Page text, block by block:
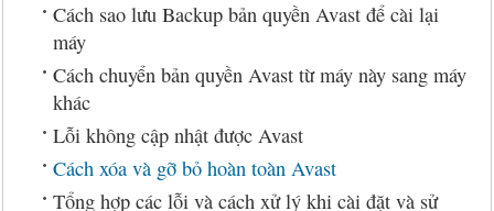
Cách sao lưu Backup bản quyền Avast để cài lại
máy
Cách chuyển bản quyền Avast từ máy này sang máy
khác
Lỗi không cập nhật được Avast
Cách xóa và gỡ bỏ hoàn toàn Avast
Tổng hợp các lỗi và cách xử lý khi cài đặt và sử